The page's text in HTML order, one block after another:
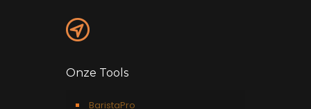
Onze Tools
BaristaPro